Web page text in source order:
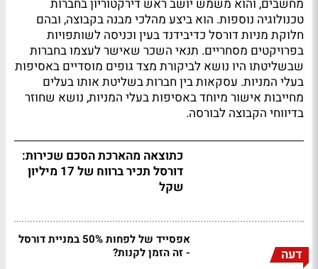
מחשבים, והוא משמש יושב ראש דירקטוריון בחברות
טכנולוגיה נוספות. הוא ביצע מהלכי מבנה בקבוצה, ובהם
חלוקת מניות דורסל כדיבידנד בעין וכניסה לשותפויות
בפרויקטים מסחריים. תנאי השכר שאישר לעצמו בחברות
שבשליטתו היו נושא לביקורת מצד גופים מוסדיים באסיפות
בעלי המניות. עסקאות בין חברות בשליטת אותו בעלים
מחייבות אישור מיוחד באסיפות בעלי המניות, נושא שחוזר
בדיווחי הקבוצה לבורסה.
כתוצאה מהארכת הסכם שכירות:
דורסל תכיר ברווח של 17 מיליון
שקל
דעה
אפסייד של לפחות 50% במניית דורסל
- זה הזמן לקנות?